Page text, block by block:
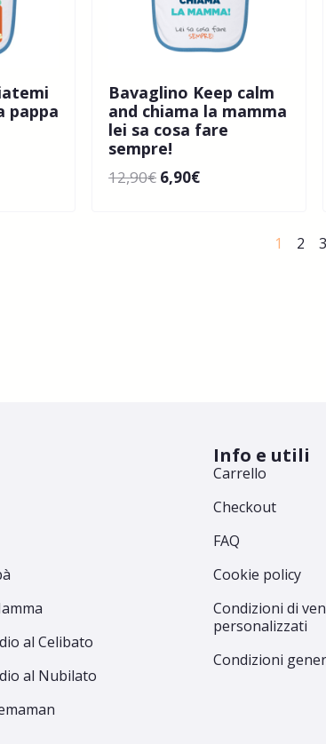
pappa
Bavaglino Keep calm
and chiama la mamma
lei sa cosa fare
sempre!
12,90€ 6,90€
1 2 3
al Celibato
al Nubilato
Info e utili
Carrello
Checkout
FAQ
Cookie policy
Condizioni di
personalizzati
Condizioni